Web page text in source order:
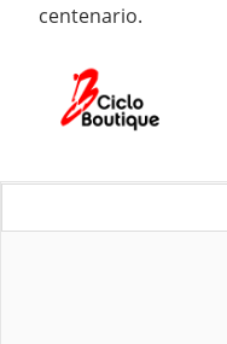
centenario.